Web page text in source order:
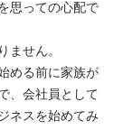
思っての心配で
ません。
める前に家族が
、会社員として
ネスを始めてみ